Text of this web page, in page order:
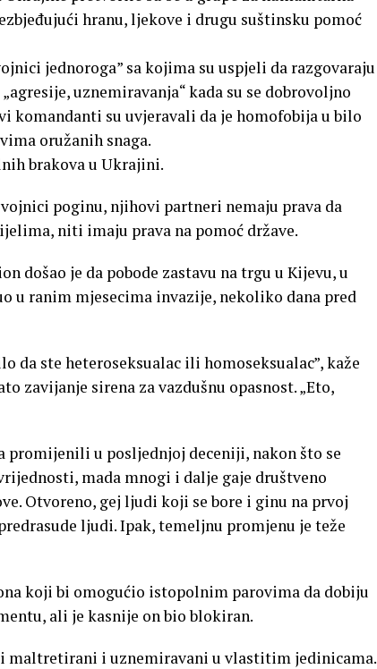
hranu, ljekove i drugu suštinsku pomoć
jednoroga” sa kojima su uspjeli da razgovaraju
uznemiravanja“ kada su se dobrovoljno
komandanti su uvjeravali da je homofobija u bilo
oružanih snaga.
brakova u Ukrajini.
poginu, njihovi partneri nemaju prava da
niti imaju prava na pomoć države.
došao je da pobode zastavu na trgu u Kijevu, u
u ranim mjesecima invazije, nekoliko dana pred
da ste heteroseksualac ili homoseksualac”, kaže
zavijanje sirena za vazdušnu opasnost. „Eto,
promijenili u posljednjoj deceniji, nakon što se
mada mnogi i dalje gaje društveno
Otvoreno, gej ljudi koji se bore i ginu na prvoj
ljudi. Ipak, temeljnu promjenu je teže
koji bi omogućio istopolnim parovima da dobiju
ali je kasnije on bio blokiran.
maltretirani i uznemiravani u vlastitim jedinicama.